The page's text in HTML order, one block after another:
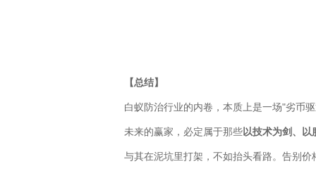
【总结】
白蚁防治行业的内卷，本质上是一场"劣币驱
未来的赢家，必定属于那些以技术为剑、以
与其在泥坑里打架，不如抬头看路。告别价